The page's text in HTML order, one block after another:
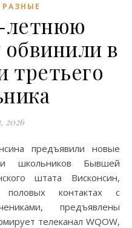
обвинили в
третьего
2026
школьников Бывшей
штата Висконсин,
контактах с
предъявлены
телеканал WQOW,